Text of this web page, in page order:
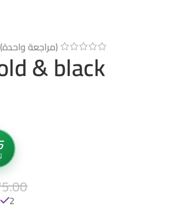
(مراجعة واحدة)& black
2 متوفر في المخزون